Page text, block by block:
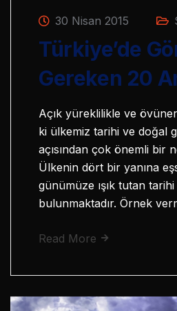
30 Nisan 2015
Türkiye’de
Gereken 20
Açık yüreklilikle ve
ki ülkemiz tarihi ve doğal
açısından çok önemli bir
Ülkenin dört bir yanına
günümüze ışık tutan
bulunmaktadır. Örnek
Read More